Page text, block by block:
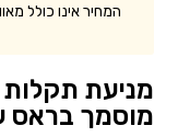
המחיר אינו כולל
מניעת
מוסמך בראס